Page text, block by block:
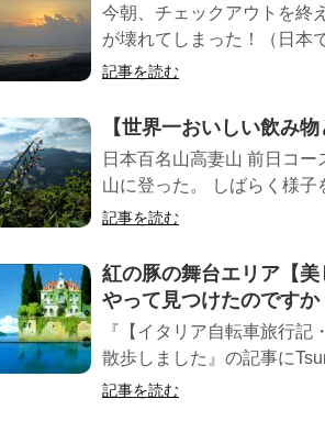
今朝、チェックアウトを終
が壊れてしまった！（日本
記事を読む
【世界一おいしい飲み
日本百名山高妻山 前日コ
山に登った。 しばらく様
記事を読む
紅の豚の舞台エリア【
やって見つけたのですか
『【イタリア自転車旅行
散歩しました』の記事に
記事を読む